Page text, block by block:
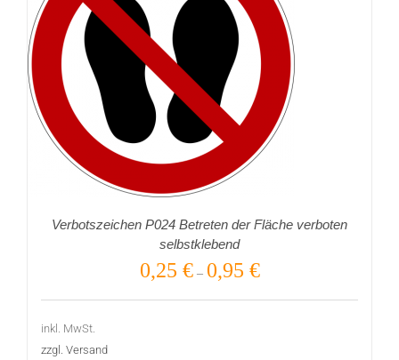
Verbotszeichen P024 Betreten der Fläche verboten
selbstklebend
0,25 €– 0,95 €
inkl. MwSt.
zzgl. Versand